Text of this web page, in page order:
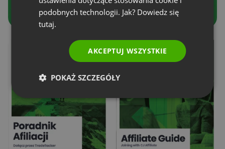
podobnych technologii. Jak? Dowiedz się
tutaj.
AKCEPTUJ WSZYSTKIE
POKAŻ SZCZEGÓŁY